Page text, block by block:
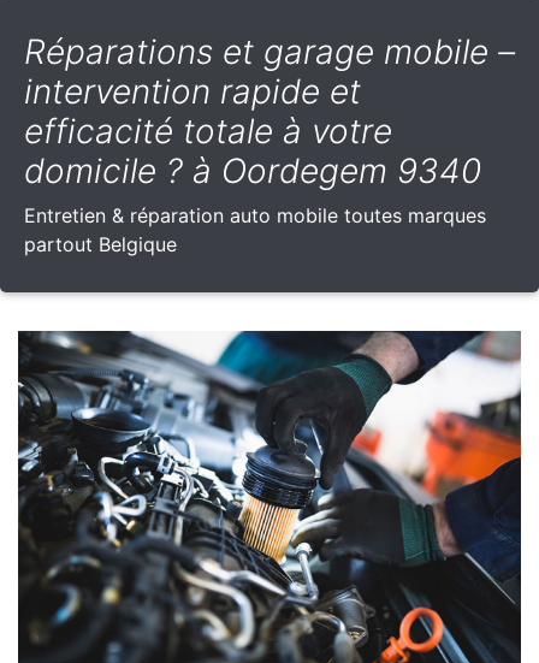
Réparations et garage mobile –
intervention rapide et
efficacité totale à votre
domicile ? à Oordegem 9340
Entretien & réparation auto mobile toutes marques
partout Belgique